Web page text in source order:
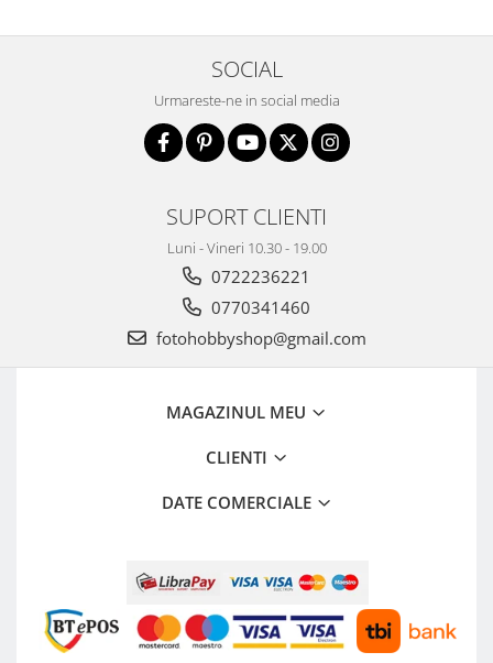
SOCIAL
Urmareste-ne in social media
SUPORT CLIENTI
Luni - Vineri 10.30 - 19.00
0722236221
0770341460
fotohobbyshop@gmail.com
MAGAZINUL MEU
CLIENTI
DATE COMERCIALE